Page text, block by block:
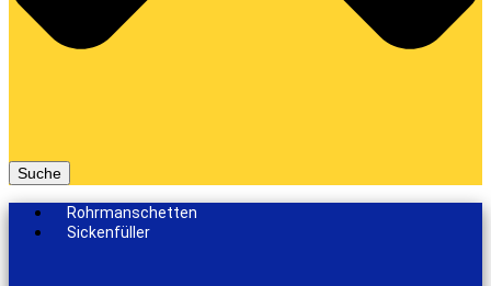
Suche
Rohrmanschetten
Sickenfüller